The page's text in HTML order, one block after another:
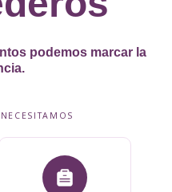
podemos marcar la